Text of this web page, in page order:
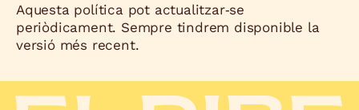
Aquesta política pot actualitzar‑se
periòdicament. Sempre tindrem disponible la
versió més recent.